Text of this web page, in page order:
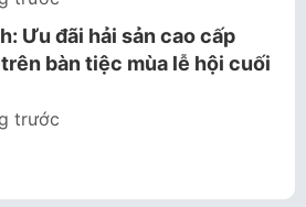
Ưu đãi hải sản cao cấp
bàn tiệc mùa lễ hội cuối
trước